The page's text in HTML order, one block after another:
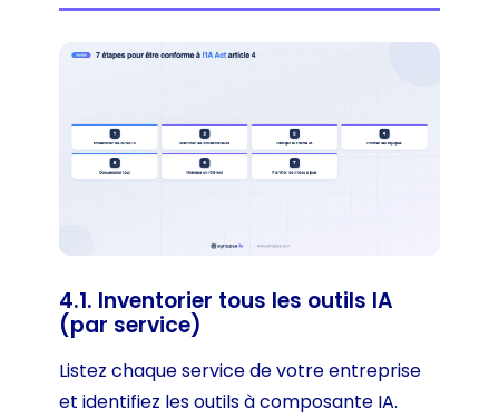
4.1. Inventorier tous les outils IA
(par service)
Listez chaque service de votre entreprise
et identifiez les outils à composante IA.